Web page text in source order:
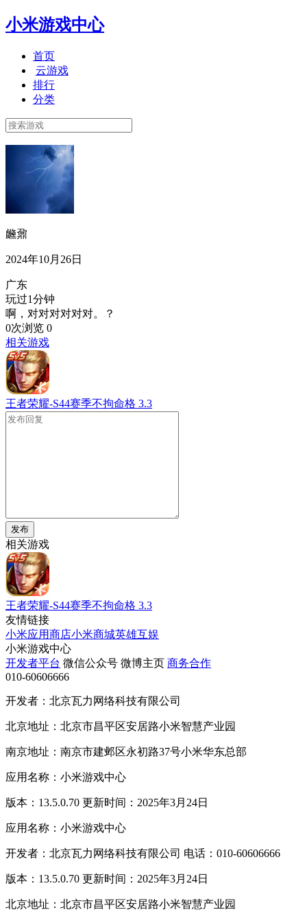
小米游戏中心
首页
云游戏
排行
分类
虪鼐
2024年10月26日
广东
玩过1分钟
啊，对对对对对对。？
0次浏览 0
相关游戏
王者荣耀-S44赛季不拘命格 3.3
发布
相关游戏
王者荣耀-S44赛季不拘命格 3.3
友情链接
小米应用商店小米商城英雄互娱
小米游戏中心
开发者平台 微信公众号 微博主页 商务合作
010-60606666
开发者：北京瓦力网络科技有限公司
北京地址：北京市昌平区安居路小米智慧产业园
南京地址：南京市建邺区永初路37号小米华东总部
应用名称：小米游戏中心
版本：13.5.0.70 更新时间：2025年3月24日
应用名称：小米游戏中心
开发者：北京瓦力网络科技有限公司 电话：010-60606666
版本：13.5.0.70 更新时间：2025年3月24日
北京地址：北京市昌平区安居路小米智慧产业园